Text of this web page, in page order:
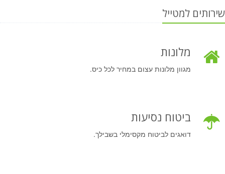
שירותים למטייל
מלונות
מגוון מלונות עצום במחיר לכל כיס.
ביטוח נסיעות
דואגים לביטוח מקסימלי בשבילך.